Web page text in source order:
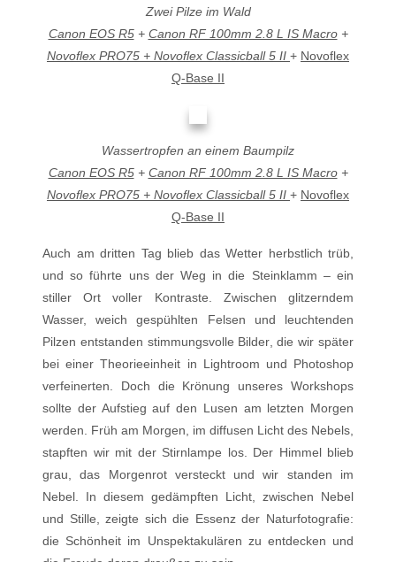
Zwei Pilze im Wald
Canon EOS R5+ Canon RF 100mm 2.8 L IS Macro+
Novoflex PRO75 + Novoflex Classicball 5 II + Novoflex
Q-Base II
Wassertropfen an einem Baumpilz
Canon EOS R5+ Canon RF 100mm 2.8 L IS Macro+
Novoflex PRO75 + Novoflex Classicball 5 II + Novoflex
Q-Base II
Auch am dritten Tag blieb das Wetter herbstlich trüb,
und so führte uns der Weg in die Steinklamm – ein
stiller Ort voller Kontraste. Zwischen glitzerndem
Wasser, weich gespühlten Felsen und leuchtenden
Pilzen entstanden stimmungsvolle Bilder, die wir später
bei einer Theorieeinheit in Lightroom und Photoshop
verfeinerten. Doch die Krönung unseres Workshops
sollte der Aufstieg auf den Lusen am letzten Morgen
werden. Früh am Morgen, im diffusen Licht des Nebels,
stapften wir mit der Stirnlampe los. Der Himmel blieb
grau, das Morgenrot versteckt und wir standen im
Nebel. In diesem gedämpften Licht, zwischen Nebel
und Stille, zeigte sich die Essenz der Naturfotografie:
die Schönheit im Unspektakulären zu entdecken und